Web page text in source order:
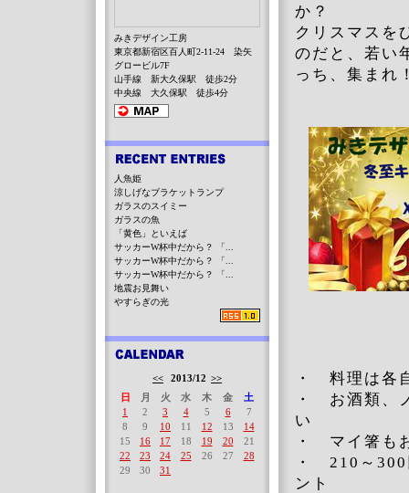
か？
クリスマスを
のだと、若い
っち、集ま
・ 料理は各
・ お酒類、
い
・ マイ箸も
・ 210～300
ント
みきデザイン工房
東京都新宿区百人町2-11-24 染矢
グロービル7F
山手線 新大久保駅 徒歩2分
中央線 大久保駅 徒歩4分
人魚姫
涼しげなブラケットランプ
ガラスのスイミー
ガラスの魚
「黄色」といえば
サッカーW杯中だから？ 「...
サッカーW杯中だから？ 「...
サッカーW杯中だから？ 「...
地震お見舞い
やすらぎの光
<< 2013/12 >>
日
月 火 水 木 金
土
1
2 3 4 5 6
7
8
9 10 11 12 13
14
15
16 17 18 19 20
21
22
23 24 25 26 27
28
29
30 31